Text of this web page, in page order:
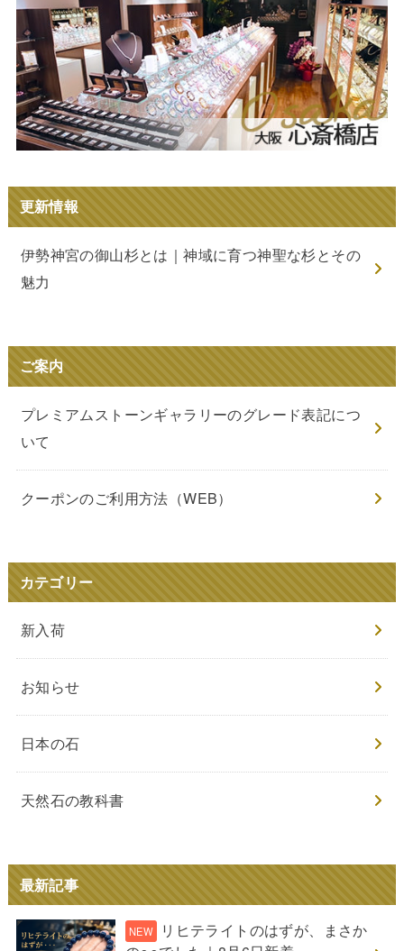
更新情報
伊勢神宮の御山杉とは｜神域に育つ神聖な杉とその
魅力
ご案内
プレミアムストーンギャラリーのグレード表記につ
いて
クーポンのご利用方法（WEB）
カテゴリー
新入荷
お知らせ
日本の石
天然石の教科書
最新記事
リヒテライトのはずが、まさか